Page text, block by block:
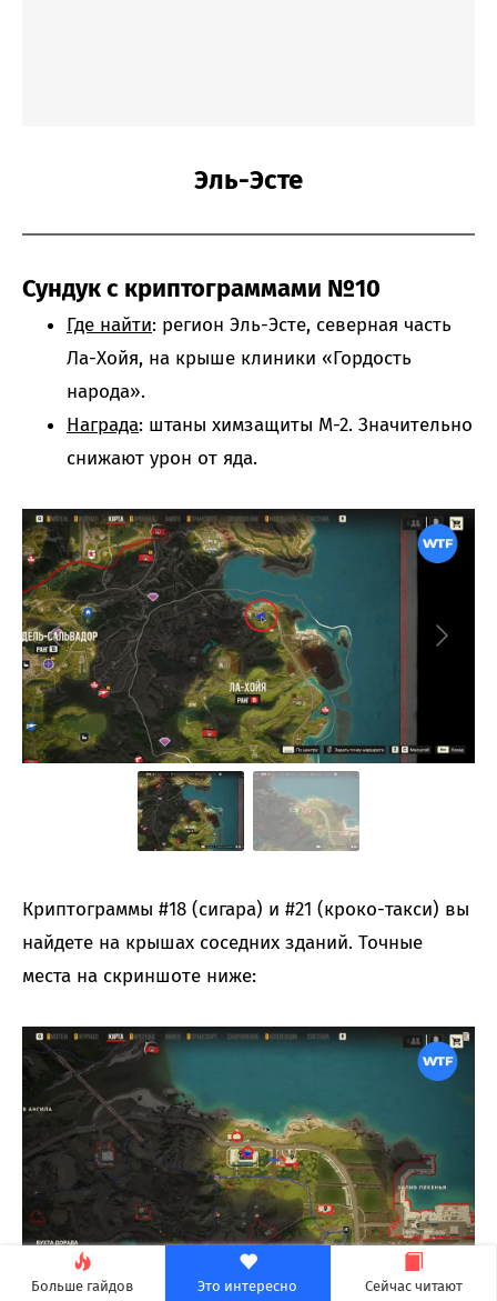
Больше гайдов Это интересно Сейчас читают
Эль-Эсте
Сундук с криптограммами №10
Где найти: регион Эль-Эсте, северная часть
Ла-Хойя, на крыше клиники «Гордость
народа».
Награда: штаны химзащиты М-2. Значительно
снижают урон от яда.
Криптограммы #18 (сигара) и #21 (кроко-такси) вы
найдете на крышах соседних зданий. Точные
места на скриншоте ниже: